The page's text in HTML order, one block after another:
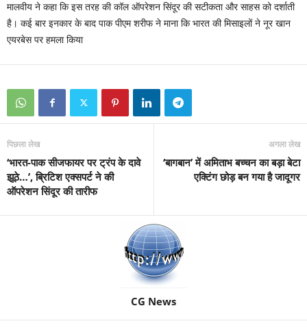
मालवीय ने कहा कि इस तरह की कॉल ऑपरेशन सिंदूर की सटीकता और साहस को दर्शाती
है। कई बार इनकार के बाद पाक पीएम शरीफ ने माना कि भारत की मिसाइलों ने नूर खान
एयरबेस पर हमला किया
पिछला लेख
‘भारत-पाक सीजफायर पर ट्रंप के दावे
झूठे…’, ब्रिटिश एक्सपर्ट ने की
ऑपरेशन सिंदूर की तारीफ
अगला लेख
‘बागबान’ में अमिताभ बच्चन का बड़ा बेटा
एक्टिंग छोड़ बन गया है जादूगर
CG News